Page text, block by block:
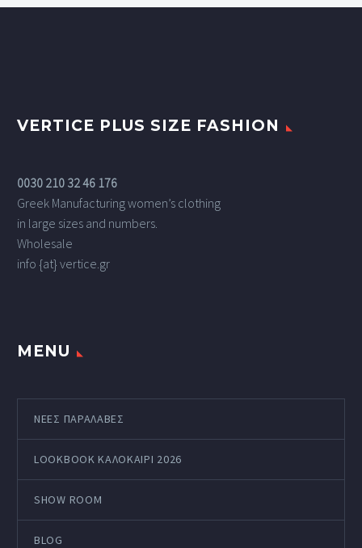
VERTICE PLUS SIZE FASHION
0030 210 32 46 176
Greek Manufacturing women’s clothing
in large sizes and numbers.
Wholesale
info {at} vertice.gr
MENU
ΝΕΕΣ ΠΑΡΑΛΑΒΕΣ
LOOKBOOK ΚΑΛΟΚΑΊΡΙ 2026
SHOW ROOM
BLOG